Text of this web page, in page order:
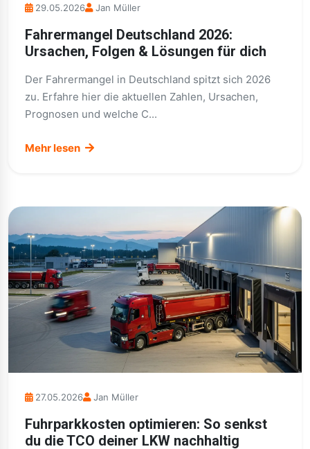
29.05.2026 Jan Müller
Fahrermangel Deutschland 2026:
Ursachen, Folgen & Lösungen für dich
Der Fahrermangel in Deutschland spitzt sich 2026
zu. Erfahre hier die aktuellen Zahlen, Ursachen,
Prognosen und welche C...
Mehr lesen
27.05.2026 Jan Müller
Fuhrparkkosten optimieren: So senkst
du die TCO deiner LKW nachhaltig